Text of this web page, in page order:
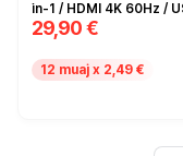
in-1 / HDMI 4K 60Hz /
+ USB-C / SD + TF / PD
29,90 €
12 muaj x 2,49 €